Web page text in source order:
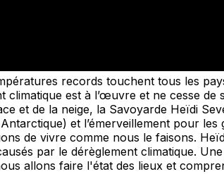
records touchent tous les
est à l’œuvre et ne cesse de
et de la neige, la Savoyarde Heïdi
et l’émerveillement pour
de vivre comme nous le faisons.
par le dérèglement climatique.
allons faire l'état des lieux et